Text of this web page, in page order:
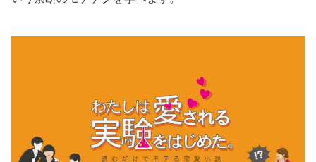
ココロ/カラダ
グルメ